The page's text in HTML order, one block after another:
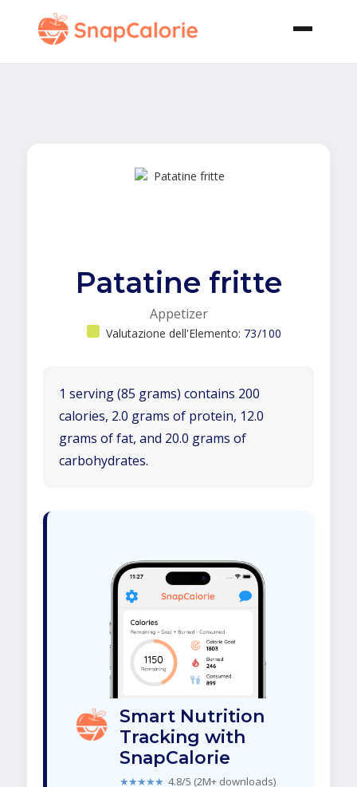
Patatine fritte
Appetizer
Valutazione dell'Elemento: 73/100
1 serving (85 grams) contains 200
calories, 2.0 grams of protein, 12.0
grams of fat, and 20.0 grams of
carbohydrates.
Smart Nutrition
Tracking with
SnapCalorie
★★★★★ 4.8/5 (2M+ downloads)